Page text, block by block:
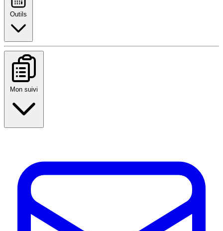
Outils
Mon suivi